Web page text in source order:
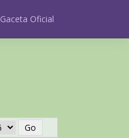
Gaceta Oficial